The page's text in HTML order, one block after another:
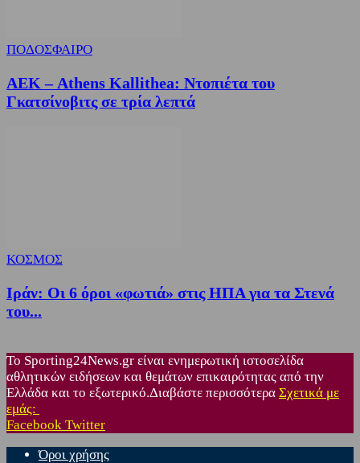
ΠΟΔΟΣΦΑΙΡΟ
ΑΕΚ – Athens Kallithea: Ντοπιέτα του
Γκατσίνοβιτς σε τρία λεπτά
ΚΟΣΜΟΣ
Ιράν: Οι 6 όροι «φωτιά» στις ΗΠΑ για τα Στενά
του...
Το Sporting24News.gr είναι ενημερωτική ιστοσελίδα
αθλητικών ειδήσεων και θεμάτων επικαιρότητας από την
Ελλάδα και το εξωτερικό.Διαβάστε περισσότερα Σχετικά με
εμάς:
Facebook Twitter
Όροι χρήσης